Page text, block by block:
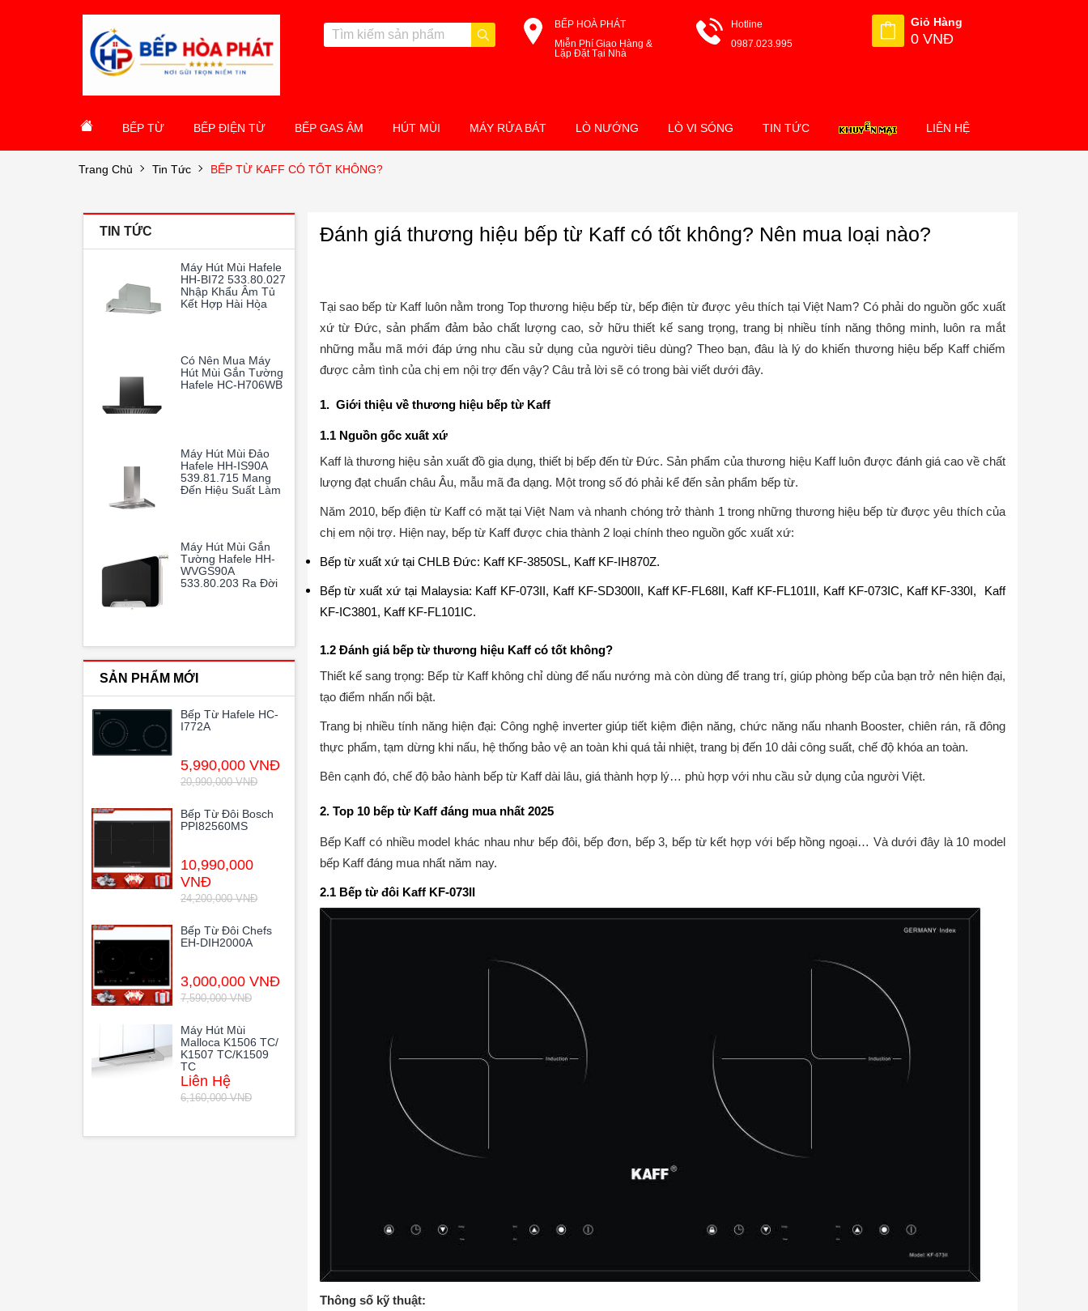
BẾP HOÀ PHÁT
Miễn Phí Giao Hàng &
Lặp Đặt Tại Nhà
Hotline
0987.023.995
Giỏ Hàng
0 VNĐ
BẾP TỪ BẾP ĐIỆN TỪ BẾP GAS ÂM HÚT MÙI MÁY RỬA BÁT LÒ NƯỚNG LÒ VI SÓNG TIN TỨC LIÊN HỆ
Trang Chủ Tin Tức BẾP TỪ KAFF CÓ TỐT KHÔNG?
TIN TỨC
Máy Hút Mùi Hafele
HH-BI72 533.80.027
Nhập Khẩu Âm Tủ
Kết Hợp Hài Hòa
Có Nên Mua Máy
Hút Mùi Gắn Tường
Hafele HC-H706WB
Máy Hút Mùi Đảo
Hafele HH-IS90A
539.81.715 Mang
Đến Hiệu Suất Làm
Luôn Thoáng Mát
Và Trong Lành
Máy Hút Mùi Gắn
Tường Hafele HH-
WVGS90A
533.80.203 Ra Đời
SẢN PHẨM MỚI
Bếp Từ Hafele HC-
I772A
5,990,000 VNĐ
20,990,000 VNĐ
Bếp Từ Đôi Bosch
PPI82560MS
10,990,000
VNĐ
24,200,000 VNĐ
Bếp Từ Đôi Chefs
EH-DIH2000A
3,000,000 VNĐ
7,590,000 VNĐ
Máy Hút Mùi
Malloca K1506 TC/
K1507 TC/K1509
TC
Liên Hệ
6,160,000 VNĐ
Đánh giá thương hiệu bếp từ Kaff có tốt không? Nên mua loại nào?
Tại sao bếp từ Kaff luôn nằm trong Top thương hiệu bếp từ, bếp điện từ được yêu thích tại Việt Nam? Có phải do nguồn gốc xuất
xứ từ Đức, sản phẩm đảm bảo chất lượng cao, sở hữu thiết kế sang trọng, trang bị nhiều tính năng thông minh, luôn ra mắt
những mẫu mã mới đáp ứng nhu cầu sử dụng của người tiêu dùng? Theo bạn, đâu là lý do khiến thương hiệu bếp Kaff chiếm
được cảm tình của chị em nội trợ đến vậy? Câu trả lời sẽ có trong bài viết dưới đây.
1. Giới thiệu về thương hiệu bếp từ Kaff
1.1 Nguồn gốc xuất xứ
Kaff là thương hiệu sản xuất đồ gia dụng, thiết bị bếp đến từ Đức. Sản phẩm của thương hiệu Kaff luôn được đánh giá cao về chất
lượng đạt chuẩn châu Âu, mẫu mã đa dạng. Một trong số đó phải kể đến sản phẩm bếp từ.
Năm 2010, bếp điện từ Kaff có mặt tại Việt Nam và nhanh chóng trở thành 1 trong những thương hiệu bếp từ được yêu thích của
chị em nội trợ. Hiện nay, bếp từ Kaff được chia thành 2 loại chính theo nguồn gốc xuất xứ:
Bếp từ xuất xứ tại CHLB Đức: Kaff KF-3850SL, Kaff KF-IH870Z.
Bếp từ xuất xứ tại Malaysia: Kaff KF-073II, Kaff KF-SD300II, Kaff KF-FL68II, Kaff KF-FL101II, Kaff KF-073IC, Kaff KF-330I, Kaff
KF-IC3801, Kaff KF-FL101IC.
1.2 Đánh giá bếp từ thương hiệu Kaff có tốt không?
Thiết kế sang trọng: Bếp từ Kaff không chỉ dùng để nấu nướng mà còn dùng để trang trí, giúp phòng bếp của bạn trở nên hiện đại,
tạo điểm nhấn nổi bật.
Trang bị nhiều tính năng hiện đại: Công nghệ inverter giúp tiết kiệm điện năng, chức năng nấu nhanh Booster, chiên rán, rã đông
thực phẩm, tạm dừng khi nấu, hệ thống bảo vệ an toàn khi quá tải nhiệt, trang bị đến 10 dải công suất, chế độ khóa an toàn.
Bên cạnh đó, chế độ bảo hành bếp từ Kaff dài lâu, giá thành hợp lý… phù hợp với nhu cầu sử dụng của người Việt.
2. Top 10 bếp từ Kaff đáng mua nhất 2025
Bếp Kaff có nhiều model khác nhau như bếp đôi, bếp đơn, bếp 3, bếp từ kết hợp với bếp hồng ngoại… Và dưới đây là 10 model
bếp Kaff đáng mua nhất năm nay.
2.1 Bếp từ đôi Kaff KF-073II
Thông số kỹ thuật: